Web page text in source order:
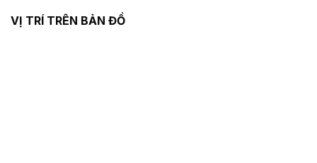
VỊ TRÍ TRÊN BẢN ĐỒ